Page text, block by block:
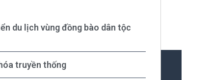
du lịch vùng đồng bào dân tộc
truyền thống